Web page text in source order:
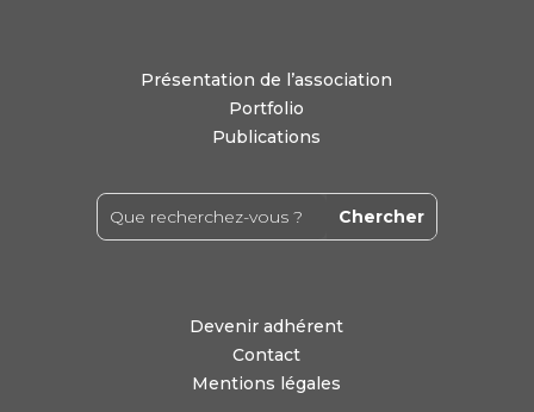
Présentation de l’association
Portfolio
Publications
Devenir adhérent
Contact
Mentions légales